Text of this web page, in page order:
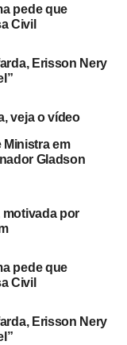
pede que
Civil
Erisson Nery
veja o vídeo
Ministra em
Gladson
motivada por
pede que
Civil
Erisson Nery